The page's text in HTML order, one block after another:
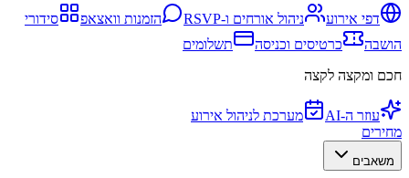
דפי אירוע ניהול אורחים ו-RSVP הזמנות וואצאפ
סידורי
הושבה
כרטיסים וכניסה
תשלומים
חכם ומקצה לקצה
עוזר ה-AI
מערכת לניהול אירוע
מחירים
משאבים